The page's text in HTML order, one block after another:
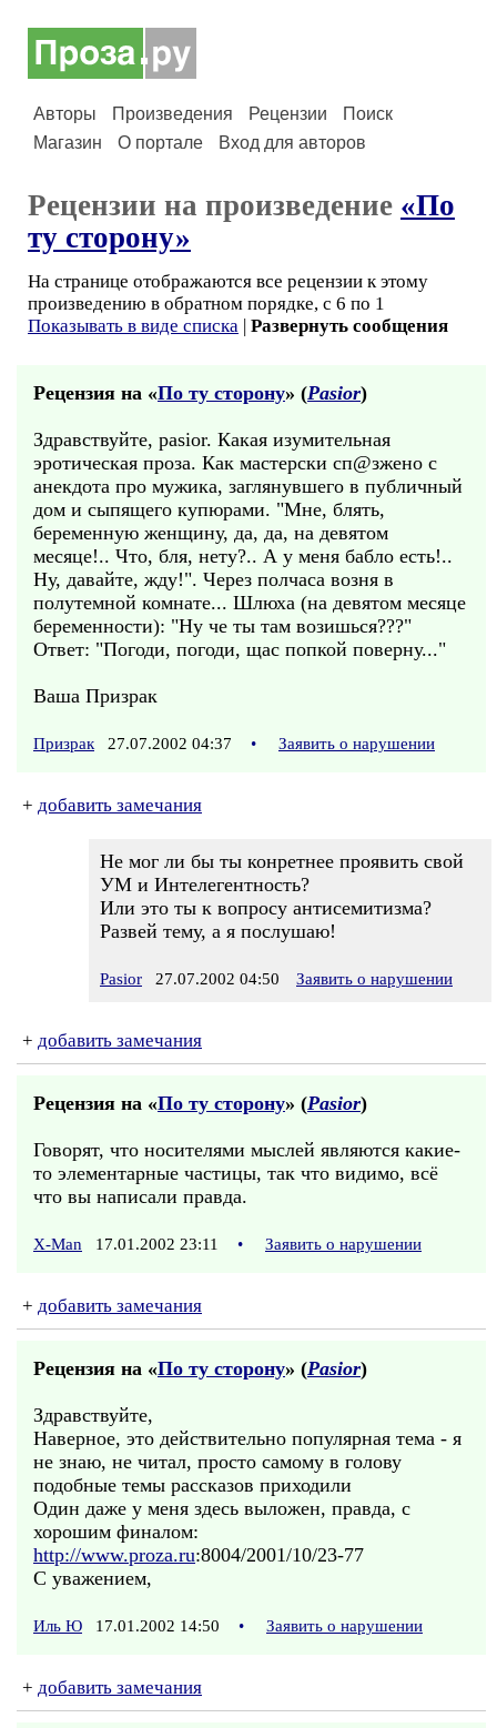
Авторы Произведения Рецензии
Поиск
Магазин
О портале Вход для авторов
Рецензии на произведение «По
ту сторону»
На странице отображаются все рецензии к этому
произведению в обратном порядке, с 6 по 1
Показывать в виде списка | Развернуть сообщения
Рецензия на «По ту сторону» (Pasior)
Здравствуйте, pasior. Какая изумительная
эротическая проза. Как мастерски сп@зжено с
анекдота про мужика, заглянувшего в публичный
дом и сыпящего купюрами. "Мне, блять,
беременную женщину, да, да, на девятом
месяце!.. Что, бля, нету?.. А у меня бабло есть!..
Ну, давайте, жду!". Через полчаса возня в
полутемной комнате... Шлюха (на девятом месяце
беременности): "Ну че ты там возишься???"
Ответ: "Погоди, погоди, щас попкой поверну..."
Ваша Призрак
Призрак 27.07.2002 04:37 • Заявить о нарушении
+ добавить замечания
Не мог ли бы ты конретнее проявить свой
УМ и Интелегентность?
Или это ты к вопросу антисемитизма?
Развей тему, а я послушаю!
Pasior 27.07.2002 04:50 Заявить о нарушении
+ добавить замечания
Рецензия на «По ту сторону» (Pasior)
Говорят, что носителями мыслей являются какие-
то элементарные частицы, так что видимо, всё
что вы написали правда.
X-Man 17.01.2002 23:11 • Заявить о нарушении
+ добавить замечания
Рецензия на «По ту сторону» (Pasior)
Здравствуйте,
Наверное, это действительно популярная тема - я
не знаю, не читал, просто самому в голову
подобные темы рассказов приходили
Один даже у меня здесь выложен, правда, с
хорошим финалом:
http://www.proza.ru:8004/2001/10/23-77
С уважением,
Иль Ю 17.01.2002 14:50 • Заявить о нарушении
+ добавить замечания